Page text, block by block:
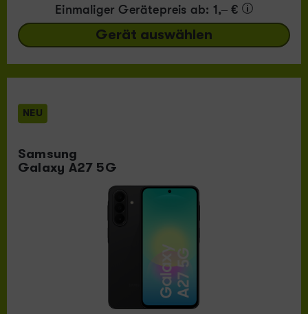
Einmaliger Gerätepreis ab: 1,– €
Gerät auswählen
NEU
Samsung
Galaxy A27 5G